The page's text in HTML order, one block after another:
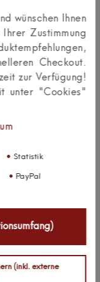
wünschen Ihnen
Zustimmung
Checkout.
zur Verfügung!
unter "Cookies"
Statistik
PayPal
(inkl. externe